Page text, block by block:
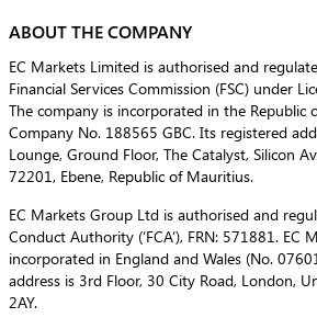
ABOUT THE COMPANY
EC Markets Limited is authorised and
Financial Services Commission (FSC) under
The company is incorporated in the Republic
Company No. 188565 GBC. Its registered
Lounge, Ground Floor, The Catalyst, Silicon
72201, Ebene, Republic of Mauritius.
EC Markets Group Ltd is authorised and
Conduct Authority (‘FCA’), FRN: 571881. EC
incorporated in England and Wales (No.
address is 3rd Floor, 30 City Road, London,
2AY.